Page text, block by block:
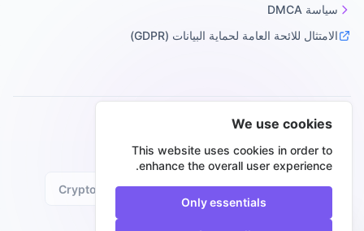
سياسة DMCA
الامتثال للائحة العامة لحماية البيانات (GDPR)
طرق دفع آمنة
Visa
Mastercard
PayPal
Crypto
We use cookies
This website uses cookies in order to
enhance the overall user experience.
Only essentials